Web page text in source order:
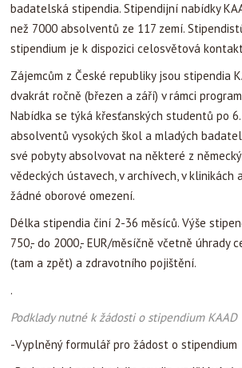
badatelská stipendia. Stipendijní nabídky
než 7000 absolventů ze 117 zemí.
stipendium je k dispozici celosvětová
Zájemcům z České republiky jsou stipendia
dvakrát ročně (březen a září) v rámci
Nabídka se týká křesťanských studentů po
absolventů vysokých škol a mladých
své pobyty absolvovat na některé z
vědeckých ústavech, v archívech, v klinikách
žádné oborové omezení.
Délka stipendia činí 2-36 měsíců. Výše
750,- do 2000,- EUR/měsíčně včetně úhrady
(tam a zpět) a zdravotního pojištění.
.
Podklady nutné k žádosti o stipendium KAAD
-Vyplněný formulář pro žádost o stipendium